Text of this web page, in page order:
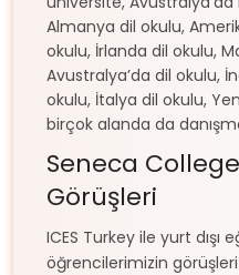
Almanya dil okulu,
okulu, İrlanda dil okulu,
Avustralya’da dil okulu,
okulu, İtalya dil okulu,
birçok alanda da
Seneca
Görüşleri
ICES Turkey ile yurt dışı
öğrencilerimizin